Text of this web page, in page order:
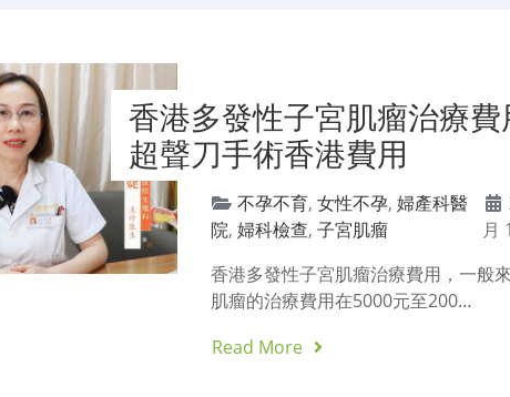
香港多發性子宮肌瘤治療費
超聲刀手術香港費用
不孕不育,女性不孕,婦產科醫
院,婦科檢查,子宮肌瘤
月
香港多發性子宮肌瘤治療費用，一般
肌瘤的治療費用在5000元至200…
Read More